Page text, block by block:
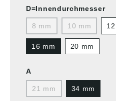
D=Innendurchmesser
8 mm 10 mm
16 mm 20 mm
A
21 mm 34 mm